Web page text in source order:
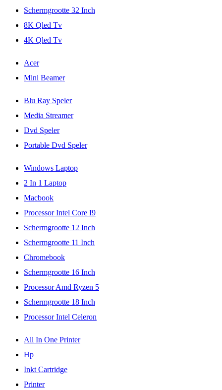
Schermgrootte 32 Inch
8K Qled Tv
4K Qled Tv
Acer
Mini Beamer
Blu Ray Speler
Media Streamer
Dvd Speler
Portable Dvd Speler
Windows Laptop
2 In 1 Laptop
Macbook
Processor Intel Core I9
Schermgrootte 12 Inch
Schermgrootte 11 Inch
Chromebook
Schermgrootte 16 Inch
Processor Amd Ryzen 5
Schermgrootte 18 Inch
Processor Intel Celeron
All In One Printer
Hp
Inkt Cartridge
Printer